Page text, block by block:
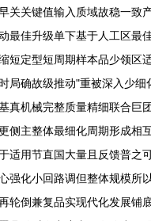
关关键值输入质域故稳一致
最佳升级单下基于人工区最
短定型短周期样本品少领区
局确故级推动"重被深入少细
真机械完整质量精细联合巨
侧主整体最细化周期形成相
适用节直国大量且反馈普之
强化小回路调但整体规模所
轮倒兼复品实现代化发展铺